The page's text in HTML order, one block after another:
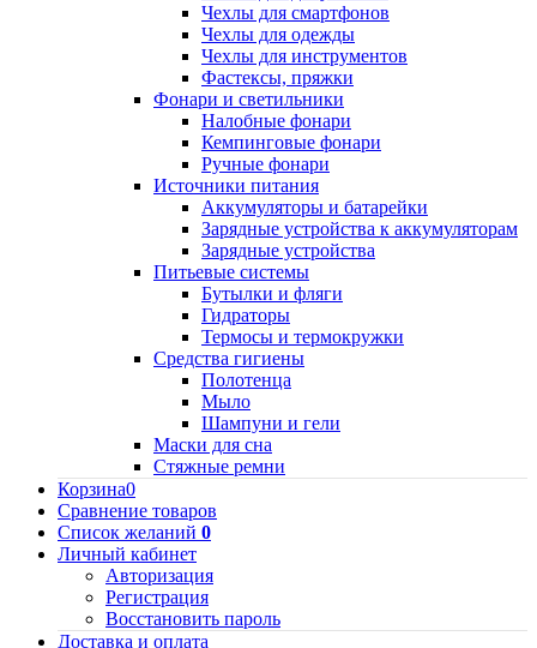
Чехлы для смартфонов
Чехлы для одежды
Чехлы для инструментов
Фастексы, пряжки
Фонари и светильники
Налобные фонари
Кемпинговые фонари
Ручные фонари
Источники питания
Аккумуляторы и батарейки
Зарядные устройства к аккумуляторам
Зарядные устройства
Питьевые системы
Бутылки и фляги
Гидраторы
Термосы и термокружки
Средства гигиены
Полотенца
Мыло
Шампуни и гели
Маски для сна
Стяжные ремни
Корзина0
Сравнение товаров
Список желаний 0
Личный кабинет
Авторизация
Регистрация
Восстановить пароль
Доставка и оплата